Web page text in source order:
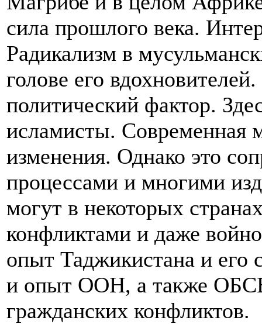
сила прошлого века.
Радикализм в
голове его
политический фактор.
исламисты. Современная
изменения. Однако это
процессами и многими
могут в некоторых
конфликтами и даже
опыт Таджикистана и его
и опыт ООН, а также
гражданских конфликтов.